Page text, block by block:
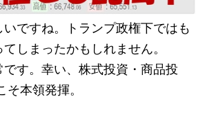
ですね。トランプ政権下ではも
しまったかもしれません。
す。幸い、株式投資・商品投
そ本領発揮。